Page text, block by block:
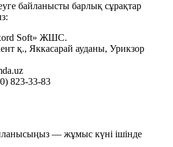
байланысты барлық сұрақтар
Soft» ЖШС.
қ., Яккасарай ауданы, Урикзор
823-33-83
— жұмыс күні ішінде